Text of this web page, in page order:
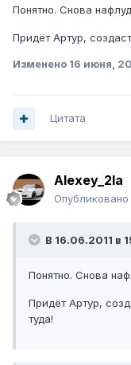
Понятно. Снова
Придёт Артур,
Изменено 16 июня,
Цитата
Alexey_2la
Опубликовано
В 16.06.2011 в
Понятно. Снова
Придёт Артур,
туда!